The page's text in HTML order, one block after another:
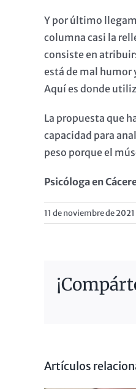
Y por último
columna casi la
consiste en
está de mal humor
Aquí es donde
La propuesta que
capacidad para
peso porque el
Psicóloga en
11 de noviembre de 2021
Artículos